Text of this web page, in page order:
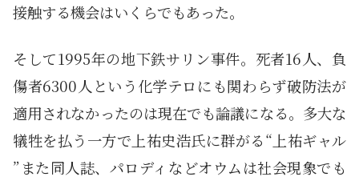
接触する機会はいくらでもあった。
そして1995年の地下鉄サリン事件。死者16人、負
傷者6300人という化学テロにも関わらず破防法が
適用されなかったのは現在でも論議になる。多大な
犠牲を払う一方で上祐史浩氏に群がる“上祐ギャル
”また同人誌、パロディなどオウムは社会現象でも